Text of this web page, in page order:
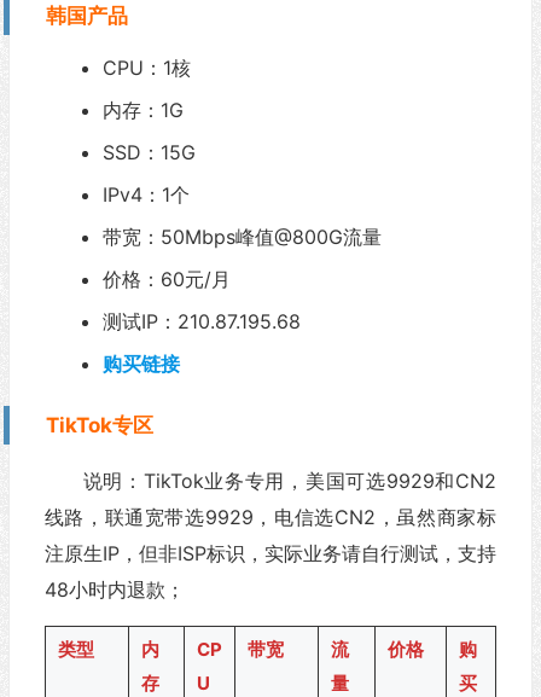
韩国产品
CPU：1核
内存：1G
SSD：15G
IPv4：1个
带宽：50Mbps峰值@800G流量
价格：60元/月
测试IP：210.87.195.68
购买链接
TikTok专区
说明：TikTok业务专用，美国可选9929和CN2
线路，联通宽带选9929，电信选CN2，虽然商家标
注原生IP，但非ISP标识，实际业务请自行测试，支持
48小时内退款；
类型
内
存
CP
U
带宽
流
量
价格
购
买